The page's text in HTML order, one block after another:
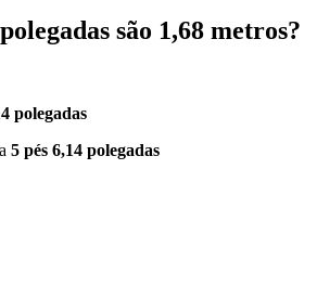
são 1,68 metros?
polegadas
5 pés 6,14 polegadas